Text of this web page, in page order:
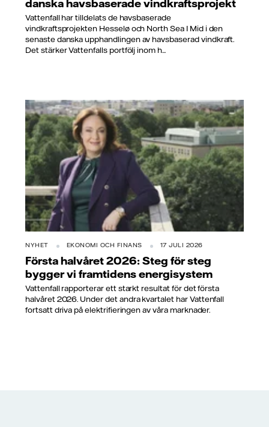
danska havsbaserade vindkraftsprojekt
Vattenfall har tilldelats de havsbaserade
vindkraftsprojekten Hesselø och North Sea I Mid i den
senaste danska upphandlingen av havsbaserad vindkraft.
Det stärker Vattenfalls portfölj inom h...
NYHET EKONOMI OCH FINANS 17 JULI 2026
Första halvåret 2026: Steg för steg
bygger vi framtidens energisystem
Vattenfall rapporterar ett starkt resultat för det första
halvåret 2026. Under det andra kvartalet har Vattenfall
fortsatt driva på elektrifieringen av våra marknader.